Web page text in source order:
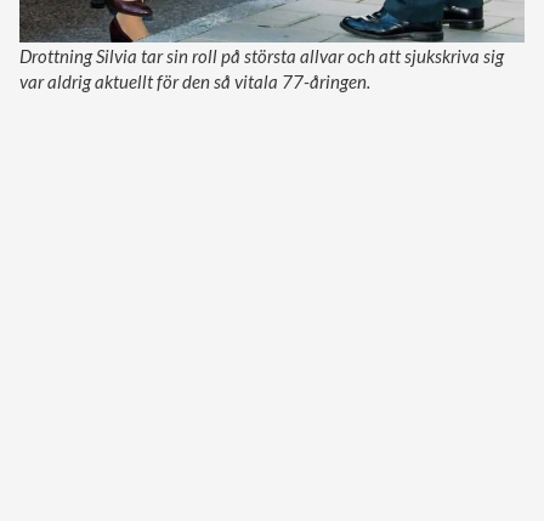
Drottning Silvia tar sin roll på största allvar och att sjukskriva sig
var aldrig aktuellt för den så vitala 77-åringen.